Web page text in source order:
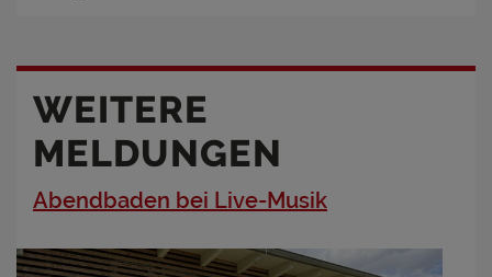
WEITERE
MELDUNGEN
Abendbaden bei Live-Musik